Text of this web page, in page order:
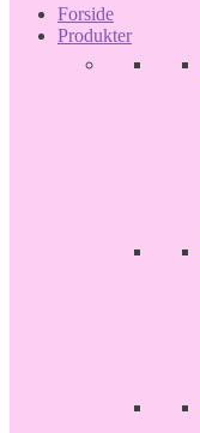
Forside
Produkter